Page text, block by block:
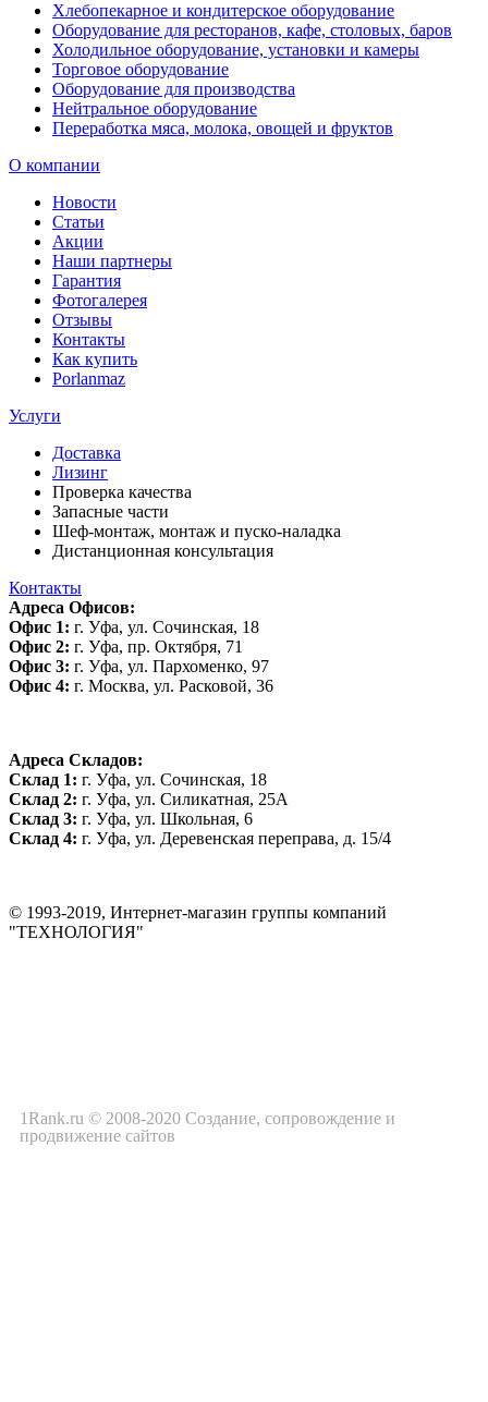
Хлебопекарное и кондитерское оборудование
Оборудование для ресторанов, кафе, столовых, баров
Холодильное оборудование, установки и камеры
Торговое оборудование
Оборудование для производства
Нейтральное оборудование
Переработка мяса, молока, овощей и фруктов
О компании
Новости
Статьи
Акции
Наши партнеры
Гарантия
Фотогалерея
Отзывы
Контакты
Как купить
Porlanmaz
Услуги
Доставка
Лизинг
Проверка качества
Запасные части
Шеф-монтаж, монтаж и пуско-наладка
Дистанционная консультация
Контакты
Адреса Офисов:
Офис 1: г. Уфа, ул. Сочинская, 18
Офис 2: г. Уфа, пр. Октября, 71
Офис 3: г. Уфа, ул. Пархоменко, 97
Офис 4: г. Москва, ул. Расковой, 36
Адреса Складов:
Склад 1: г. Уфа, ул. Сочинская, 18
Склад 2: г. Уфа, ул. Силикатная, 25А
Склад 3: г. Уфа, ул. Школьная, 6
Склад 4: г. Уфа, ул. Деревенская переправа, д. 15/4
© 1993-2019, Интернет-магазин группы компаний
"ТЕХНОЛОГИЯ"
1Rank.ru © 2008-2020 Создание, сопровождение и
продвижение сайтов